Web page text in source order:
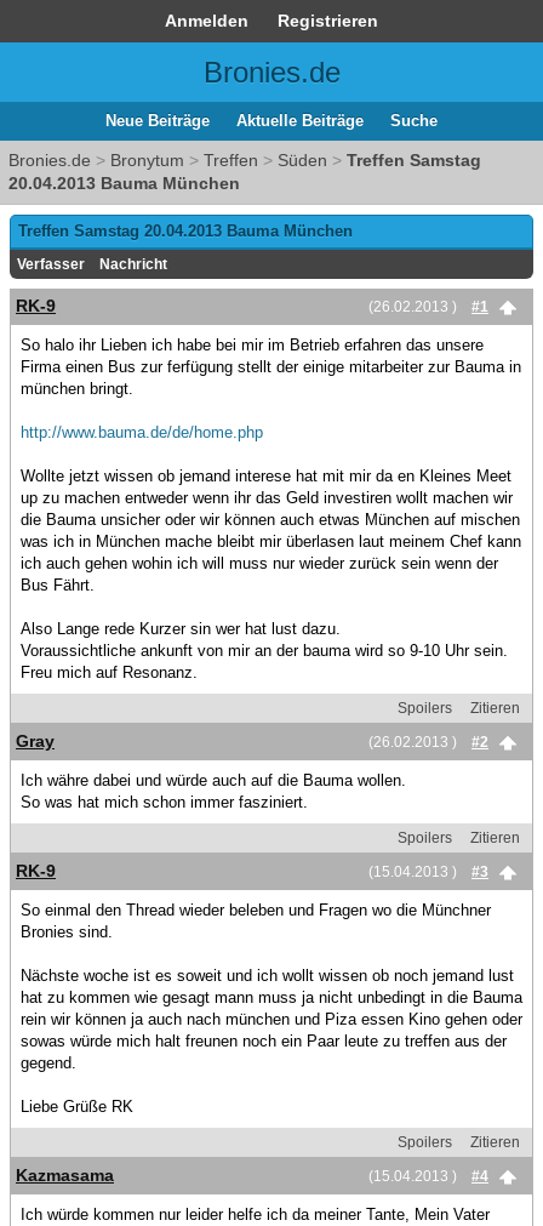
Anmelden Registrieren
Bronies.de
Neue Beiträge Aktuelle Beiträge Suche
Bronies.de > Bronytum > Treffen > Süden > Treffen Samstag
20.04.2013 Bauma München
Treffen Samstag 20.04.2013 Bauma München
Verfasser Nachricht
(26.02.2013 ) #1
RK-9
So halo ihr Lieben ich habe bei mir im Betrieb erfahren das unsere
Firma einen Bus zur ferfügung stellt der einige mitarbeiter zur Bauma in
münchen bringt.
http://www.bauma.de/de/home.php
Wollte jetzt wissen ob jemand interese hat mit mir da en Kleines Meet
up zu machen entweder wenn ihr das Geld investiren wollt machen wir
die Bauma unsicher oder wir können auch etwas München auf mischen
was ich in München mache bleibt mir überlasen laut meinem Chef kann
ich auch gehen wohin ich will muss nur wieder zurück sein wenn der
Bus Fährt.
Also Lange rede Kurzer sin wer hat lust dazu.
Voraussichtliche ankunft von mir an der bauma wird so 9-10 Uhr sein.
Freu mich auf Resonanz.
Spoilers
Zitieren
(26.02.2013 )
#2
Gray
Ich währe dabei und würde auch auf die Bauma wollen.
So was hat mich schon immer fasziniert.
Spoilers
Zitieren
(15.04.2013 )
#3
RK-9
So einmal den Thread wieder beleben und Fragen wo die Münchner
Bronies sind.
Nächste woche ist es soweit und ich wollt wissen ob noch jemand lust
hat zu kommen wie gesagt mann muss ja nicht unbedingt in die Bauma
rein wir können ja auch nach münchen und Piza essen Kino gehen oder
sowas würde mich halt freunen noch ein Paar leute zu treffen aus der
gegend.
Liebe Grüße RK
Spoilers
Zitieren
(15.04.2013 )
#4
Kazmasama
Ich würde kommen nur leider helfe ich da meiner Tante, Mein Vater